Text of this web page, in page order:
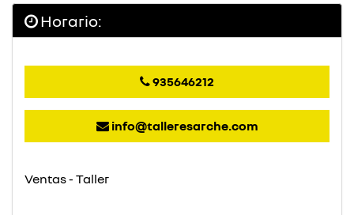
Horario:
935646212
info@talleresarche.com
Ventas - Taller